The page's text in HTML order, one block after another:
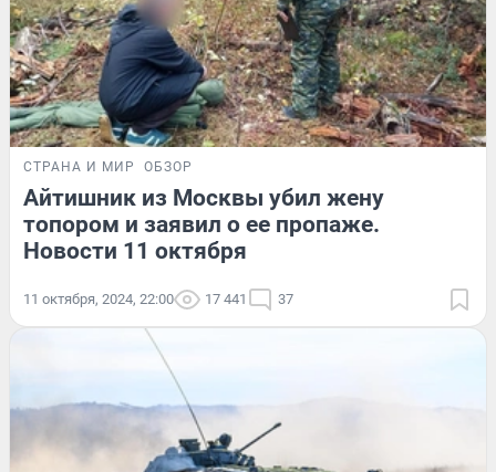
СТРАНА И МИР ОБЗОР
Айтишник из Москвы убил жену
топором и заявил о ее пропаже.
Новости 11 октября
11 октября, 2024, 22:00 17 441 37